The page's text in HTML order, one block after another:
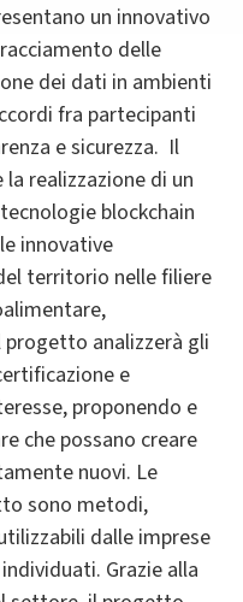
un innovativo
delle
dei dati in ambienti
fra partecipanti
e sicurezza. Il
realizzazione di un
blockchain
innovative
territorio nelle filiere
analizzerà gli
e
proponendo e
che possano creare
nuovi. Le
sono metodi,
dalle imprese
Grazie alla